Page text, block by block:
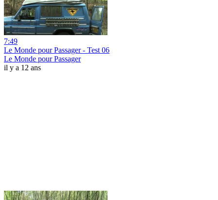
7:49
Le Monde pour Passager - Test 06
Le Monde pour Passager
il y a 12 ans